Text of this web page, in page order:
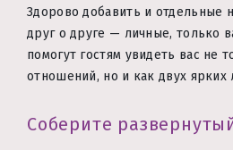
Здорово добавить и отдельные
друг о друге — личные, только
помогут гостям увидеть вас не
отношений, но и как двух ярких
Соберите